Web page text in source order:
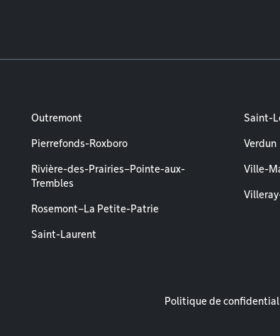
Outremont
Pierrefonds-Roxboro
Rivière-des-Prairies–Pointe-aux-
Trembles
Rosemont–La Petite-Patrie
Saint-Laurent
Saint-
Verdun
Ville-
Mentions
Politique de